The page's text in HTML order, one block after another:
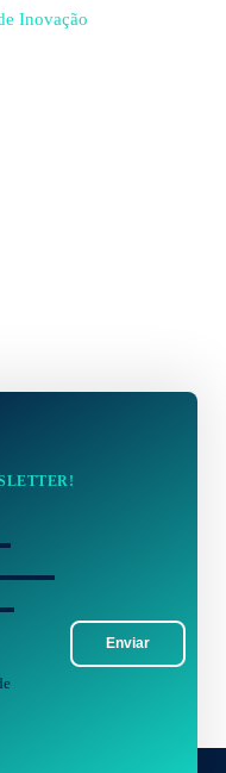
Inovação
Enviar